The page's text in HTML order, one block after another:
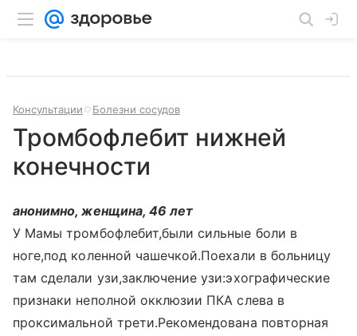
Консультации Болезни сосудов
Тромбофлебит нижней
конечности
анонимно, женщина, 46 лет
У Мамы тромбофлебит,были сильные боли в
ноге,под коленной чашечкой.Поехали в больницу
там сделали узи,заключение узи:эхографические
признаки неполной окклюзии ПКА слева в
проксимальной трети.Рекомендована повторная